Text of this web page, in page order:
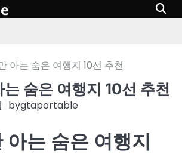
아는 숨은 여행지 10선 추천
숨은 여행지 10선 추천
bygtaportable
아는 숨은 여행지